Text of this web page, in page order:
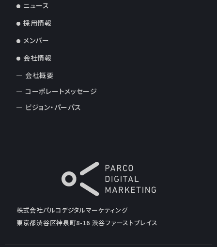
株式会社パルコデジタルマーケティング
東京都渋谷区神泉町8-16 渋谷ファーストプレイス
ニュース
採用情報
メンバー
会社情報
会社概要
コーポレートメッセージ
ビジョン・パーパス